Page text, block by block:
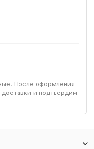
После оформления
и подтвердим